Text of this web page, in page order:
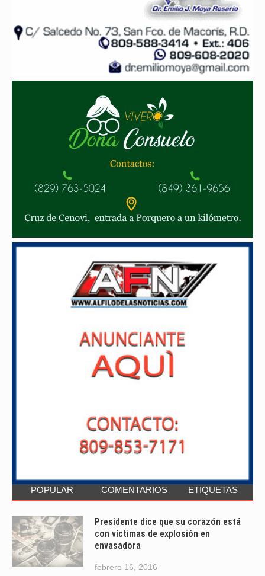
POPULAR COMENTARIOS ETIQUETAS
Presidente dice que su corazón está
con víctimas de explosión en
envasadora
febrero 16, 2016